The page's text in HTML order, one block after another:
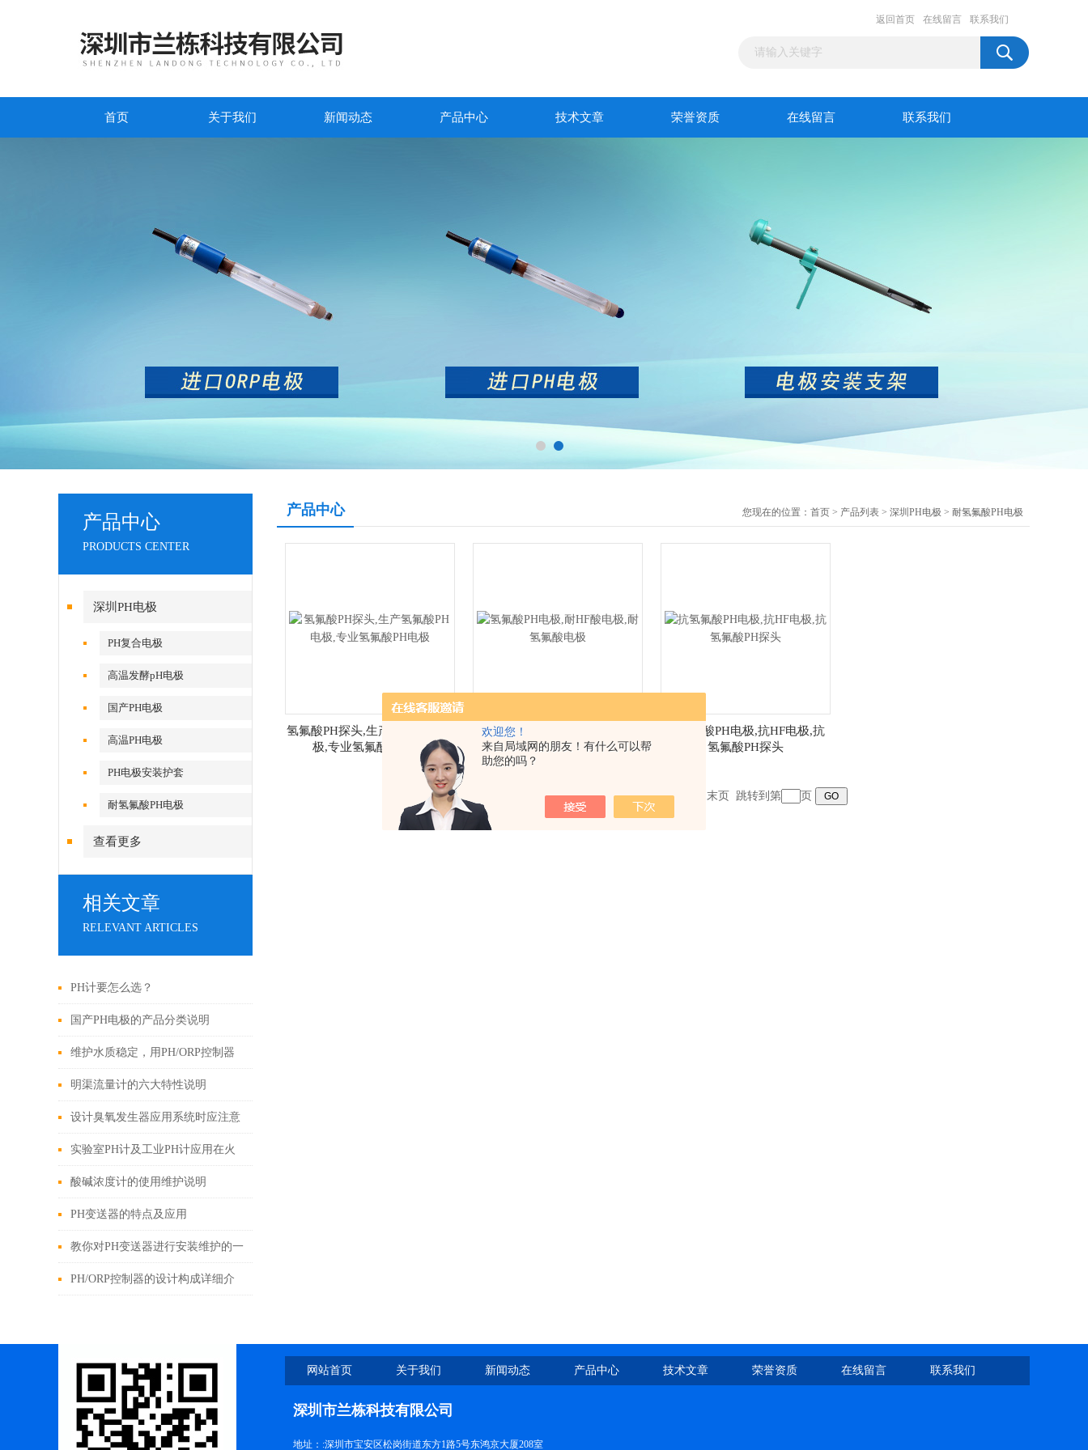
欢迎您！
来自局域网的朋友！有什么可以帮
助您的吗？
返回首页 在线留言 联系我们
首页 关于我们 新闻动态 产品中心 技术文章 荣誉资质 在线留言 联系我们
产品中心
PRODUCTS CENTER
深圳PH电极
PH复合电极
高温发酵pH电极
国产PH电极
高温PH电极
PH电极安装护套
耐氢氟酸PH电极
查看更多
相关文章
RELEVANT ARTICLES
PH计要怎么选？
国产PH电极的产品分类说明
维护水质稳定，用PH/ORP控制器
明渠流量计的六大特性说明
设计臭氧发生器应用系统时应注意
这些问题
实验室PH计及工业PH计应用在火
力发电厂受哪些因素影响
酸碱浓度计的使用维护说明
PH变送器的特点及应用
教你对PH变送器进行安装维护的一
些方法技巧
PH/ORP控制器的设计构成详细介
产品中心 您现在的位置： 首页 > 产品列表 > 深圳PH电极 > 耐氢氟酸PH电极
氢氟酸PH探头,生产氢氟酸PH电
极,专业氢氟酸PH电极
氢氟酸PH电极,耐HF酸电极,耐
氢氟酸电极
抗氢氟酸PH电极,抗HF电极,抗
氢氟酸PH探头
共 3 条记录，当前 1 / 1 页 首页 上一页 下一页 末页 跳转到第 页
网站首页 关于我们 新闻动态 产品中心 技术文章 荣誉资质 在线留言 联系我们
深圳市兰栋科技有限公司
地址：:深圳市宝安区松岗街道东方1路5号东鸿京大厦208室